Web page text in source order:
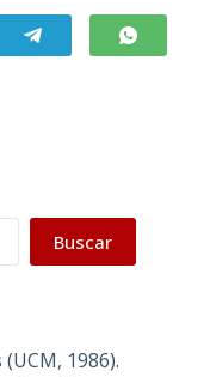
Buscar
1986).